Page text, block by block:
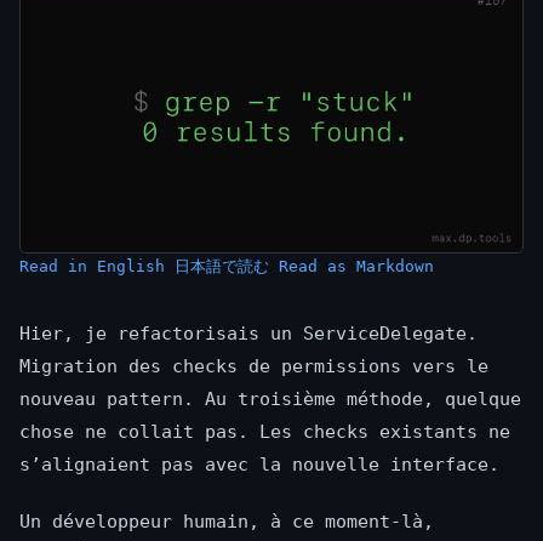
Read in English 日本語で読む Read as Markdown
Hier, je refactorisais un ServiceDelegate.
Migration des checks de permissions vers le
nouveau pattern. Au troisième méthode, quelque
chose ne collait pas. Les checks existants ne
s’alignaient pas avec la nouvelle interface.
Un développeur humain, à ce moment-là,